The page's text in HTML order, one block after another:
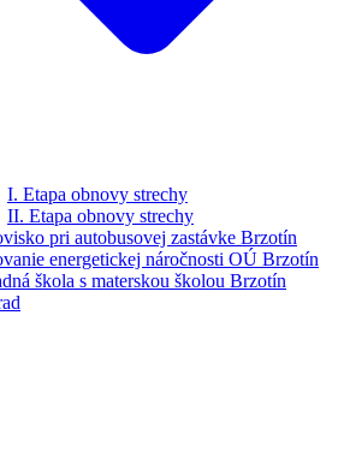
I. Etapa obnovy strechy
II. Etapa obnovy strechy
pri autobusovej zastávke Brzotín
energetickej náročnosti OÚ Brzotín
škola s materskou školou Brzotín